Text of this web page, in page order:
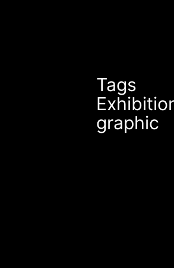
Tags
graphic